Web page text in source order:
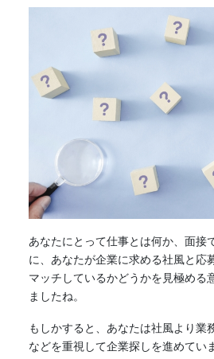
あなたにとって仕事とは何か、面接
に、あなたが企業に求める社風と応
マッチしているかどうかを見極める
ましたね。
もしかすると、あなたは社風より業
などを重視して企業探しを進めてい